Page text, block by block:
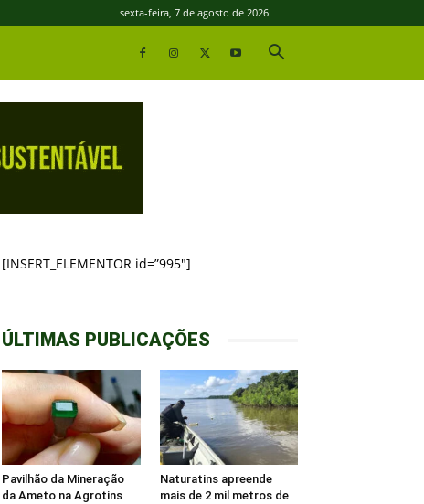
sexta-feira, 7 de agosto de 2026
[INSERT_ELEMENTOR id=”995″]
ÚLTIMAS PUBLICAÇÕES
Pavilhão da Mineração
da Ameto na Agrotins
Naturatins apreende
mais de 2 mil metros de